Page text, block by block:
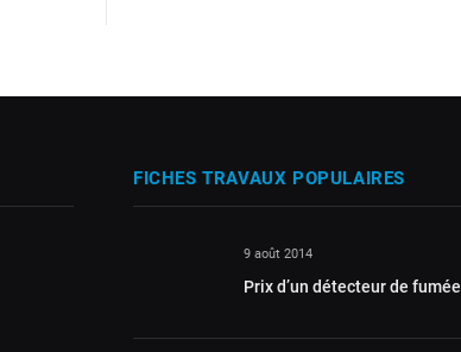
FICHES TRAVAUX POPULAIRES
9 août 2014
Prix d’un détecteur de fumée